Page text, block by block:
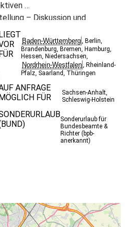
– Diskussion und
Belange
LIEGT
FÜR
Baden-Württemberg, Berlin,
Brandenburg, Bremen, Hamburg,
Hessen, Niedersachsen,
Nordrhein-Westfalen, Rheinland-
Pfalz, Saarland, Thüringen
ANFRAGE
MÖGLICH FÜR
Sachsen-Anhalt,
Schleswig-Holstein
Sonderurlaub für
Bundesbeamte &
Richter (bpb-
anerkannt)